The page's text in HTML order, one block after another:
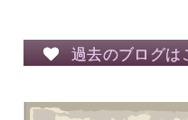
過去のブログは